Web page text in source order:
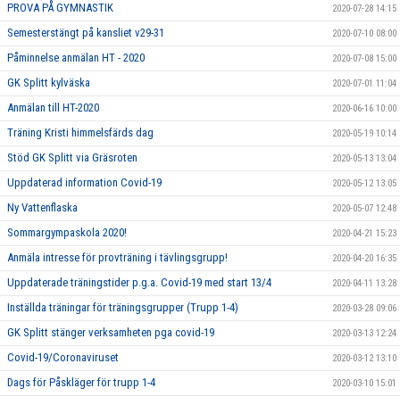
PROVA PÅ GYMNASTIK 2020-07-28 14:15
Semesterstängt på kansliet v29-31 2020-07-10 08:00
Påminnelse anmälan HT - 2020 2020-07-08 15:00
GK Splitt kylväska 2020-07-01 11:04
Anmälan till HT-2020 2020-06-16 10:00
Träning Kristi himmelsfärds dag 2020-05-19 10:14
Stöd GK Splitt via Gräsroten 2020-05-13 13:04
Uppdaterad information Covid-19 2020-05-12 13:05
Ny Vattenflaska 2020-05-07 12:48
Sommargympaskola 2020! 2020-04-21 15:23
Anmäla intresse för provträning i tävlingsgrupp! 2020-04-20 16:35
Uppdaterade träningstider p.g.a. Covid-19 med start 13/4 2020-04-11 13:28
Inställda träningar för träningsgrupper (Trupp 1-4) 2020-03-28 09:06
GK Splitt stänger verksamheten pga covid-19 2020-03-13 12:24
Covid-19/Coronaviruset 2020-03-12 13:10
Dags för Påskläger för trupp 1-4 2020-03-10 15:01